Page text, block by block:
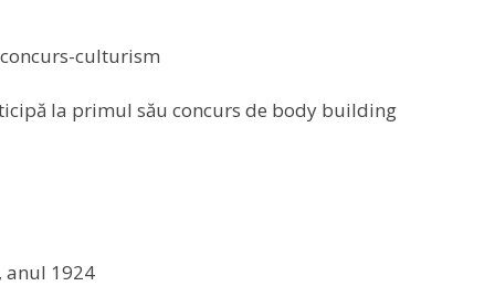
la primul său concurs de body building
anul 1924